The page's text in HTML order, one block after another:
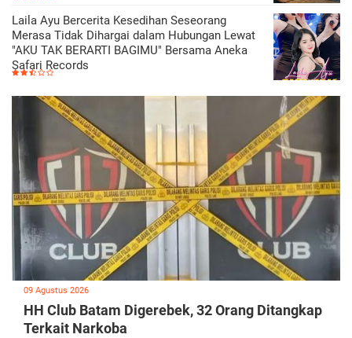
Laila Ayu Bercerita Kesedihan Seseorang
Merasa Tidak Dihargai dalam Hubungan Lewat
"AKU TAK BERARTI BAGIMU" Bersama Aneka
Safari Records
09 Agustus 2026
HH Club Batam Digerebek, 32 Orang Ditangkap
Terkait Narkoba